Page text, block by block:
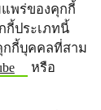
พร่ของคุกกี้
กี้ประเภทนี้
กกี้บุคคลที่สาม
หรือ